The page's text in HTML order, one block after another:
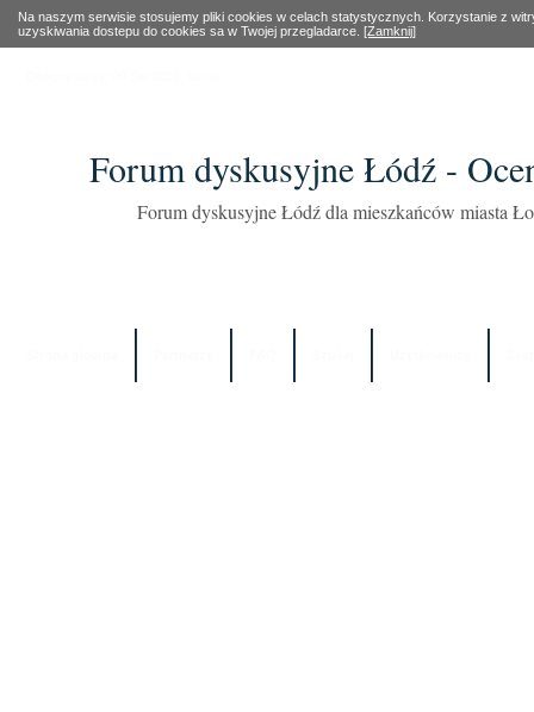
Na naszym serwisie stosujemy pliki cookies w celach statystycznych. Korzystanie z
uzyskiwania dostepu do cookies sa w Twojej przegladarce. [Zamknij]
Forum dyskusyjne Łódź -
Forum dyskusyjne Łódź dla mieszkańców miasta